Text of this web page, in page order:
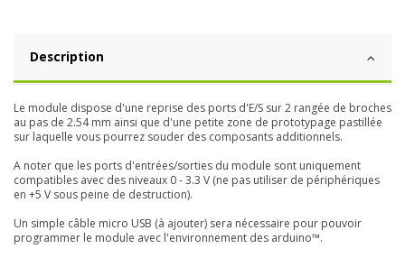
Description
Le module dispose d'une reprise des ports d'E/S sur 2 rangée de broches
au pas de 2.54 mm ainsi que d'une petite zone de prototypage pastillée
sur laquelle vous pourrez souder des composants additionnels.
A noter que les ports d'entrées/sorties du module sont uniquement
compatibles avec des niveaux 0 - 3.3 V (ne pas utiliser de périphériques
en +5 V sous peine de destruction).
Un simple câble micro USB (à ajouter) sera nécessaire pour pouvoir
programmer le module avec l'environnement des arduino™.